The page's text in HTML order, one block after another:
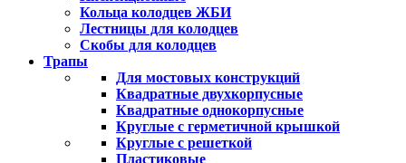
Кольца колодцев ЖБИ
Лестницы для колодцев
Скобы для колодцев
Трапы
Для мостовых конструкций
Квадратные двухкорпусные
Квадратные однокорпусные
Круглые с герметичной крышкой
Круглые с решеткой
Пластиковые